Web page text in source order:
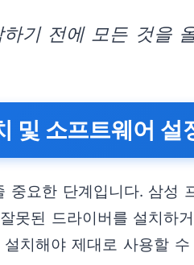
기 전에 모든 것을
및 소프트웨어 설
중요한 단계입니다. 삼성
못된 드라이버를 설치하
치해야 제대로 사용할